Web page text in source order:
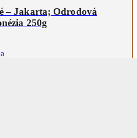
– Jakarta; Odrodová
250g